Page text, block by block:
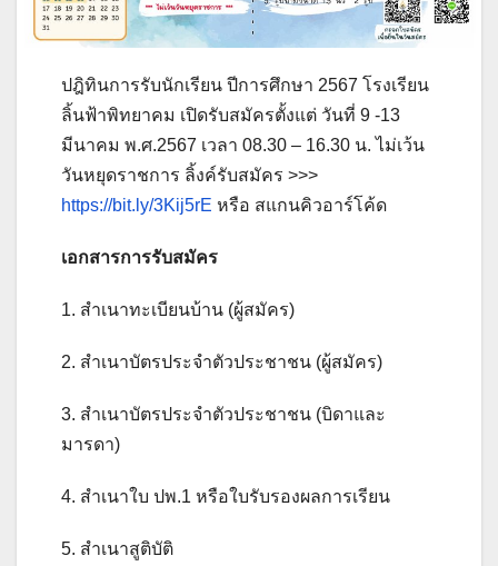
ปฎิทินการรับนักเรียน ปีการศึกษา 2567 โรงเรียน
ลิ้นฟ้าพิทยาคม เปิดรับสมัครตั้งแต่ วันที่ 9 -13
มีนาคม พ.ศ.2567 เวลา 08.30 – 16.30 น. ไม่เว้น
วันหยุดราชการ ลิ้งค์รับสมัคร >>>
https://bit.ly/3Kij5rE หรือ สแกนคิวอาร์โค้ด
เอกสารการรับสมัคร
1. สำเนาทะเบียนบ้าน (ผู้สมัคร)
2. สำเนาบัตรประจำตัวประชาชน (ผู้สมัคร)
3. สำเนาบัตรประจำตัวประชาชน (บิดาและ
มารดา)
4. สำเนาใบ ปพ.1 หรือใบรับรองผลการเรียน
5. สำเนาสูติบัติ